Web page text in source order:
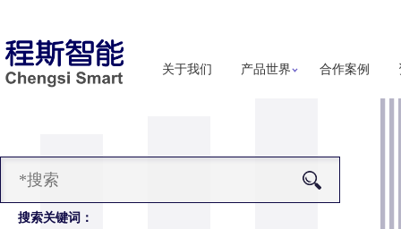
关于我们 产品世界 合作案例
搜索关键词：